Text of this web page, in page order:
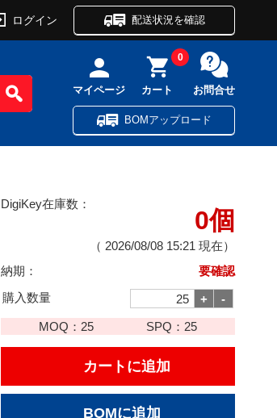
ログイン 配送状況を確認
マイページ カート
0
お問合せ
BOMアップロード
DigiKey在庫数：
0個
（ 2026/08/08 15:21 現在）
納期：
要確認
購入数量
MOQ： 25 SPQ： 25